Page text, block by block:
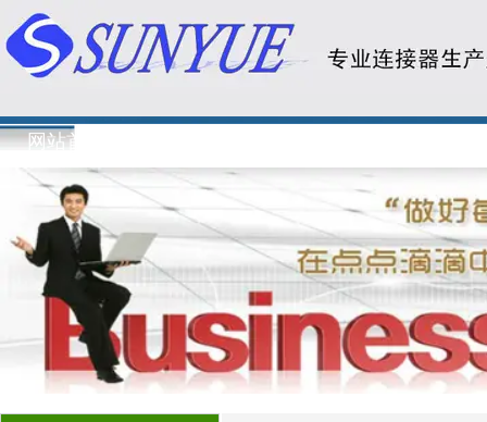
SM-4DD11XXXTPXOX001-宇阳电子有限公司
网站首页